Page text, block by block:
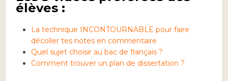
élèves :
La technique INCONTOURNABLE pour faire
décoller tes notes en commentaire
Quel sujet choisir au bac de français ?
Comment trouver un plan de dissertation ?